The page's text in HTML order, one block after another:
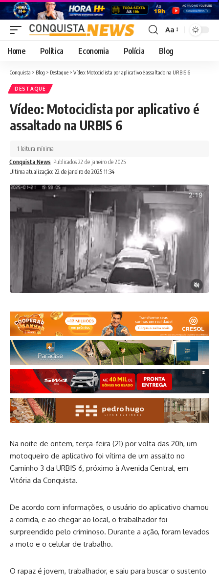
Font
Resizer
Aa
Home Política Economia Polícia Blog
Conquista > Blog > Destaque > Vídeo: Motociclista por aplicativo é assaltado na URBIS 6
DESTAQUE
Vídeo: Motociclista por aplicativo é
assaltado na URBIS 6
Ultima atualização: 22 de janeiro de 2025 11:34
Conquista News Publicados 22 de janeiro de 2025
1 leitura mínima
Na noite de ontem, terça-feira (21) por volta das 20h, um
motoqueiro de aplicativo foi vítima de um assalto no
Caminho 3 da URBIS 6, próximo à Avenida Central, em
Vitória da Conquista.
De acordo com informações, o usuário do aplicativo chamou
a corrida, e ao chegar ao local, o trabalhador foi
surpreendido pelo criminoso. Durante a ação, foram levados
a moto e o celular de trabalho.
O rapaz é jovem, trabalhador, e saiu para buscar o sustento